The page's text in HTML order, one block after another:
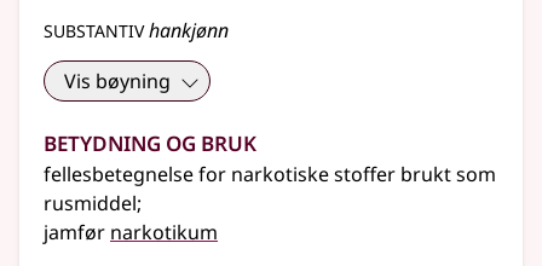
substantivhankjønn
Vis bøyning
Betydning og bruk
fellesbetegnelse for narkotiske stoffer brukt som
rusmiddel;
jamfør narkotikum